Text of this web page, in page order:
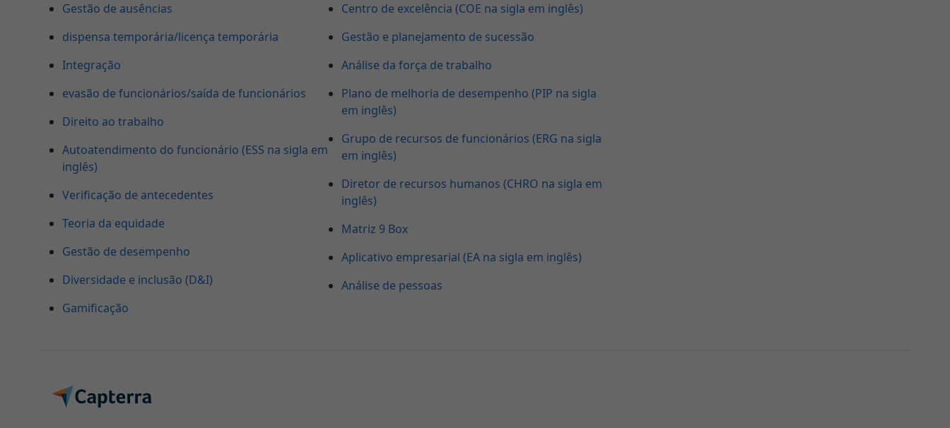
Gestão de ausências
dispensa temporária/licença temporária
Integração
evasão de funcionários/saída de funcionários
Direito ao trabalho
Autoatendimento do funcionário (ESS na sigla em
inglês)
Verificação de antecedentes
Teoria da equidade
Gestão de desempenho
Diversidade e inclusão (D&I)
Gamificação
Centro de excelência (COE na sigla em inglês)
Gestão e planejamento de sucessão
Análise da força de trabalho
Plano de melhoria de desempenho (PIP na sigla
em inglês)
Grupo de recursos de funcionários (ERG na sigla
em inglês)
Diretor de recursos humanos (CHRO na sigla em
inglês)
Matriz 9 Box
Aplicativo empresarial (EA na sigla em inglês)
Análise de pessoas